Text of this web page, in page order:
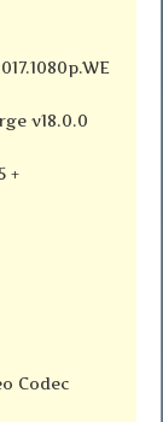
v18.0.0
+
Codec